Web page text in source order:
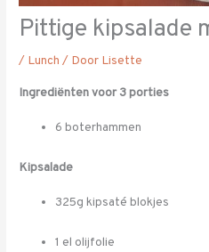
Pittige kipsalade
/ Lunch / Door Lisette
Ingrediënten voor 3 porties
6 boterhammen
Kipsalade
325g kipsaté blokjes
1 el olijfolie